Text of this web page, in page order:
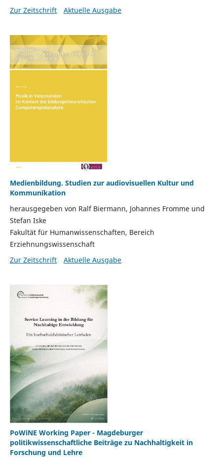
Zur Zeitschrift
Aktuelle Ausgabe
Medienbildung. Studien zur audiovisuellen Kultur und
Kommunikation
herausgegeben von Ralf Biermann, Johannes Fromme und
Stefan Iske
Fakultät für Humanwissenschaften, Bereich
Erziehnungswissenschaft
Zur Zeitschrift
Aktuelle Ausgabe
PoWiNE Working Paper - Magdeburger
politikwissenschaftliche Beiträge zu Nachhaltigkeit in
Forschung und Lehre